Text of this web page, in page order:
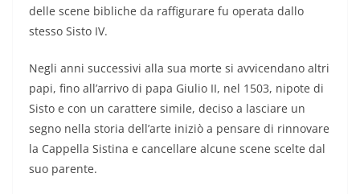
delle scene bibliche da raffigurare fu operata dallo
stesso Sisto IV.
Negli anni successivi alla sua morte si avvicendano altri
papi, fino all’arrivo di papa Giulio II, nel 1503, nipote di
Sisto e con un carattere simile, deciso a lasciare un
segno nella storia dell’arte iniziò a pensare di rinnovare
la Cappella Sistina e cancellare alcune scene scelte dal
suo parente.